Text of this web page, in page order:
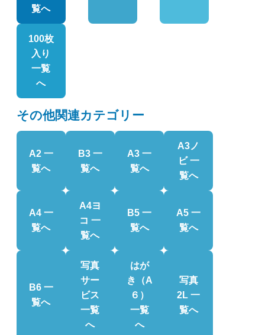
覧へ
100枚
入り
一覧
へ
その他関連カテゴリー
A2 一
覧へ
B3 一
覧へ
A3 一
覧へ
A3ノ
ビ 一
覧へ
A4 一
覧へ
A4ヨ
コ 一
覧へ
B5 一
覧へ
A5 一
覧へ
B6 一
覧へ
写真
サー
ビス
一覧
へ
はが
き（A
６）
一覧
へ
写真
2L 一
覧へ